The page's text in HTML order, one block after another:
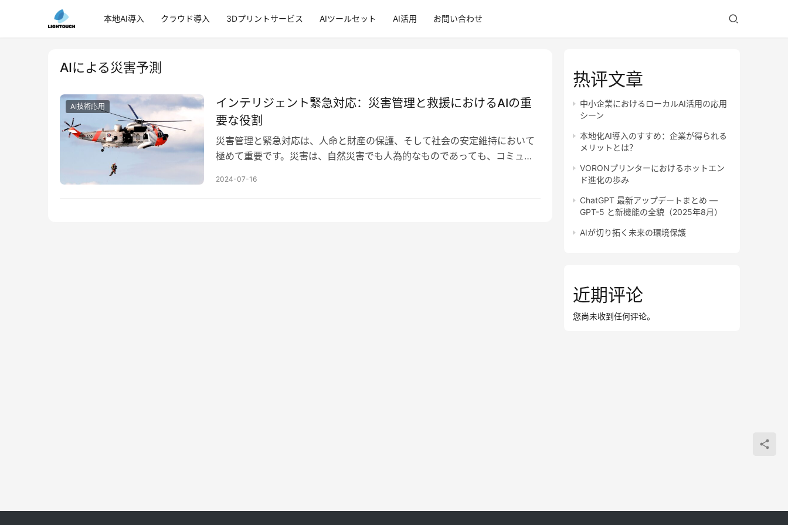
本地AI導入 クラウド導入 3Dプリントサービス AIツールセット AI活用 お問い合わせ
AIによる災害予測
AI技術応用
インテリジェント緊急対応：災害管理と救援におけるAIの重
要な役割
災害管理と緊急対応は、人命と財産の保護、そして社会の安定維持において
極めて重要です。災害は、自然災害でも人為的なものであっても、コミュニ
2024-07-16
热评文章
中小企業におけるローカルAI活用の応用
シーン
本地化AI導入のすすめ：企業が得られる
メリットとは？
VORONプリンターにおけるホットエン
ド進化の歩み
ChatGPT 最新アップデートまとめ —
GPT-5 と新機能の全貌（2025年8月）
AIが切り拓く未来の環境保護
近期评论
您尚未收到任何评论。